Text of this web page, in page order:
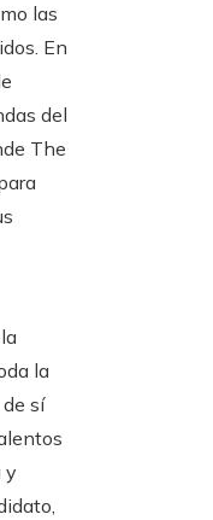
las
En
del
The
la
sí
y